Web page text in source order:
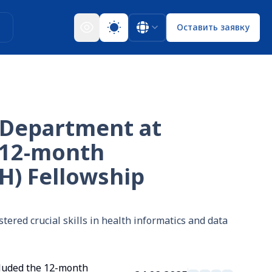
Оставить заявку
at
month
Fellowship
crucial skills in health informatics and data
the 12-month